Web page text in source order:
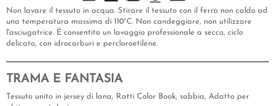
Non lavare il tessuto in acqua. Stirare il tessuto con il ferro non caldo ad
una temperatura massima di 110°C. Non candeggiare, non utilizzare
l'asciugatrice. É consentito un lavaggio professionale a secco, ciclo
delicato, con idrocarburi e percloroetilene.
TRAMA E FANTASIA
Tessuto unito in jersey di lana, Ratti Color Book, sabbia, Adatto per